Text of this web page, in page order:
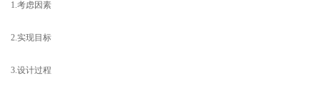
1.考虑因素
2.实现目标
3.设计过程